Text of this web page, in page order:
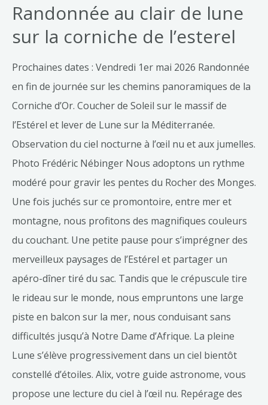
Randonnée au clair de lune
sur la corniche de l’esterel
Prochaines dates : Vendredi 1er mai 2026 Randonnée
en fin de journée sur les chemins panoramiques de la
Corniche d’Or. Coucher de Soleil sur le massif de
l’Estérel et lever de Lune sur la Méditerranée.
Observation du ciel nocturne à l’œil nu et aux jumelles.
Photo Frédéric Nébinger Nous adoptons un rythme
modéré pour gravir les pentes du Rocher des Monges.
Une fois juchés sur ce promontoire, entre mer et
montagne, nous profitons des magnifiques couleurs
du couchant. Une petite pause pour s’imprégner des
merveilleux paysages de l’Estérel et partager un
apéro-dîner tiré du sac. Tandis que le crépuscule tire
le rideau sur le monde, nous empruntons une large
piste en balcon sur la mer, nous conduisant sans
difficultés jusqu’à Notre Dame d’Afrique. La pleine
Lune s’élève progressivement dans un ciel bientôt
constellé d’étoiles. Alix, votre guide astronome, vous
propose une lecture du ciel à l’œil nu. Repérage des